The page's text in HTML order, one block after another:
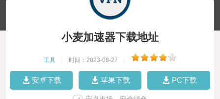
小麦加速器下载地址
工具 时间：2023-08-27
安卓下载 苹果下载 PC下载